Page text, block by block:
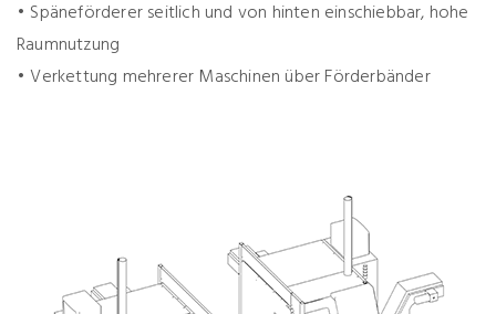
• Späneförderer seitlich und von hinten einschiebbar, hohe
Raumnutzung
• Verkettung mehrerer Maschinen über Förderbänder